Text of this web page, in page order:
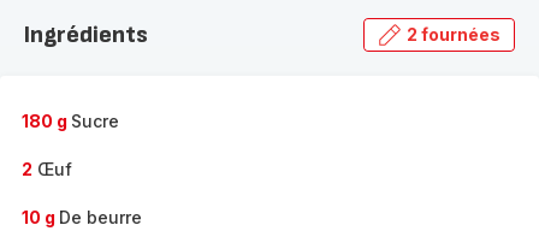
gamme
Ingrédients 2 fournées
180 g Sucre
2 Œuf
10 g De beurre